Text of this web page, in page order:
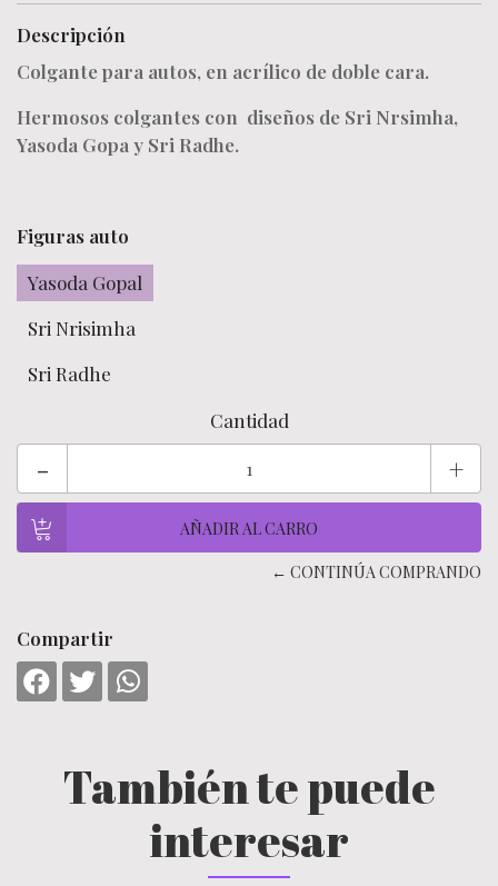
Descripción
Colgante para autos, en acrílico de doble cara.
Hermosos colgantes con diseños de Sri Nrsimha,
Yasoda Gopa y Sri Radhe.
Figuras auto
Yasoda Gopal
Sri Nrisimha
Sri Radhe
Cantidad
- +
← CONTINÚA COMPRANDO
Compartir
También te puede
interesar